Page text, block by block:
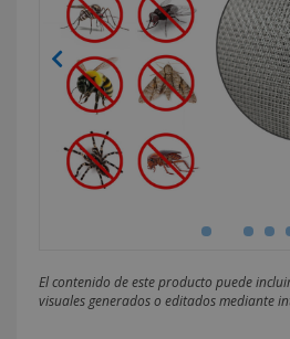
El contenido de este producto puede
visuales generados o editados mediante